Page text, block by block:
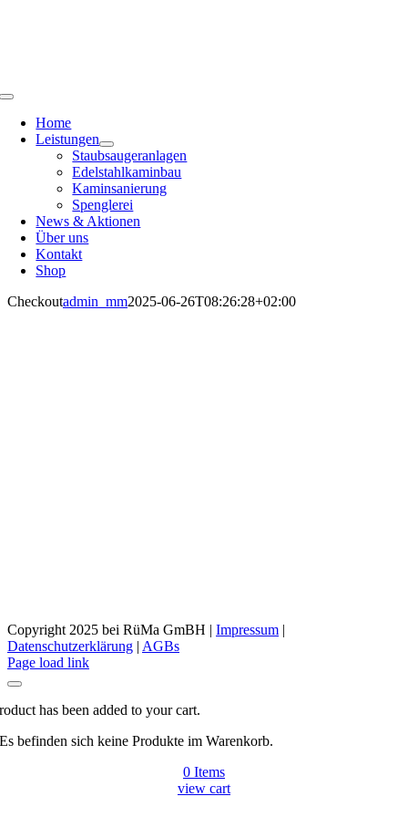
Toggle
NavigationHome
Leistungen
Staubsaugeranlagen
Edelstahlkaminbau
Kaminsanierung
Spenglerei
News & Aktionen
Über uns
Kontakt
Shop
Checkoutadmin_mm2025-06-26T08:26:28+02:00
Copyright 2025 bei RüMa GmBH | Impressum |
Datenschutzerklärung | AGBs
Facebook
Page load link
has been added to your cart.
Es befinden sich keine Produkte im Warenkorb.
0 Items
view cart